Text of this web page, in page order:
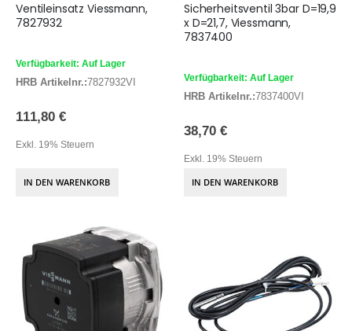
Ventileinsatz Viessmann,
7827932
Verfügbarkeit: Auf Lager
HRB Artikelnr.:7827932VI
111,80 €
Exkl. 19% Steuern
IN DEN WARENKORB
Sicherheitsventil 3bar D=19,9
x D=21,7, Viessmann,
7837400
Verfügbarkeit: Auf Lager
HRB Artikelnr.:7837400VI
38,70 €
Exkl. 19% Steuern
IN DEN WARENKORB